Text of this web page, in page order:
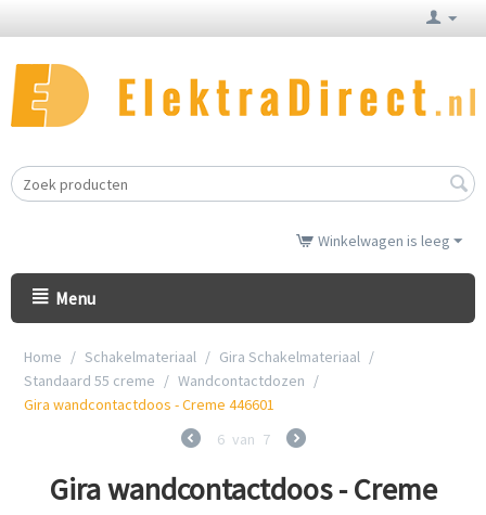
Winkelwagen is leeg
Menu
Home / Schakelmateriaal / Gira Schakelmateriaal /
Standaard 55 creme / Wandcontactdozen /
Gira wandcontactdoos - Creme 446601
6 van 7
Gira wandcontactdoos - Creme